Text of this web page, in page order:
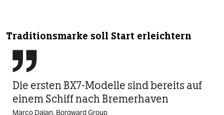
Traditionsmarke soll Start erleichtern

Die ersten BX7-Modelle sind bereits auf
einem Schiff nach Bremerhaven
Marco Dalan, Borgward Group